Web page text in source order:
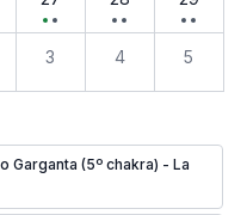
3 4 5
Garganta (5º chakra) - La